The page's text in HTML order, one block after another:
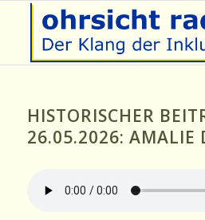
HISTORISCHER
26.05.2026: AMALIE